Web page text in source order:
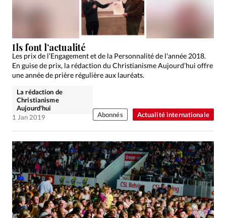
Actualité internationale
Ils font l’actualité
Les prix de l’Engagement et de la Personnalité de l'année 2018.
En guise de prix, la rédaction du Christianisme Aujourd’hui offre
une année de prière régulière aux lauréats.
La rédaction de
Christianisme
Aujourd'hui
1 Jan 2019
Abonnés